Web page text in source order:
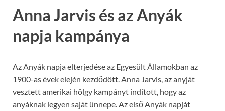
Anna Jarvis és az Anyák
napja kampánya
Az Anyák napja elterjedése az Egyesült Államokban az
1900-as évek elején kezdődött. Anna Jarvis, az anyját
vesztett amerikai hölgy kampányt indított, hogy az
anyáknak legyen saját ünnepe. Az első Anyák napját